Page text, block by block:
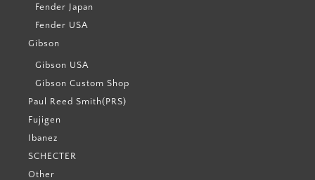
Fender Japan
Fender USA
Gibson
Gibson USA
Gibson Custom Shop
Paul Reed Smith(PRS)
Fujigen
Ibanez
SCHECTER
Other